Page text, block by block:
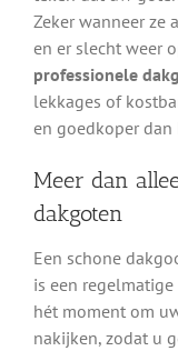
Zeker wanneer ze
en er slecht weer
professionele
lekkages of
en goedkoper
Meer dan
dakgoten
Een schone
is een
hét moment om
nakijken, zodat u